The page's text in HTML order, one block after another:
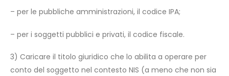
– per le pubbliche amministrazioni, il codice IPA;
– per i soggetti pubblici e privati, il codice fiscale.
3) Caricare il titolo giuridico che lo abilita a operare per
conto del soggetto nel contesto NIS (a meno che non sia